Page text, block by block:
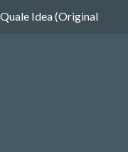
Idea (Original